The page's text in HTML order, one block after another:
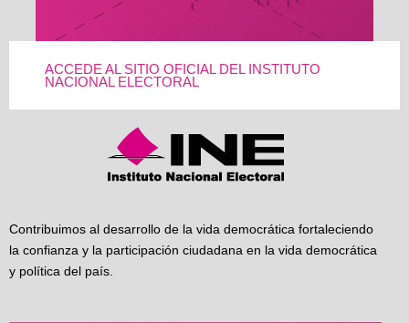
ACCEDE AL SITIO OFICIAL DEL INSTITUTO
NACIONAL ELECTORAL
Contribuimos al desarrollo de la vida democrática fortaleciendo
la confianza y la participación ciudadana en la vida democrática
y política del país.